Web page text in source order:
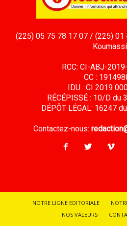
(225) 05 75 78 17 07 / (225) 01
Koumassi
RCC: CI-ABJ-
CC :
IDU : CI 2019
RÉCÉPISSÉ : 10/D du
DÉPÔT LÉGAL: 16247
Contactez-nous:
NOTRE LIGNE EDITORIALE
NOS VALEURS